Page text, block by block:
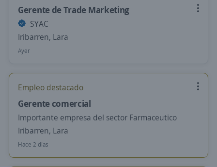
Gerente de Trade Marketing
SYAC
Iribarren, Lara
Ayer
Empleo destacado
Gerente comercial
Importante empresa del sector Farmaceutico
Iribarren, Lara
Hace 2 días